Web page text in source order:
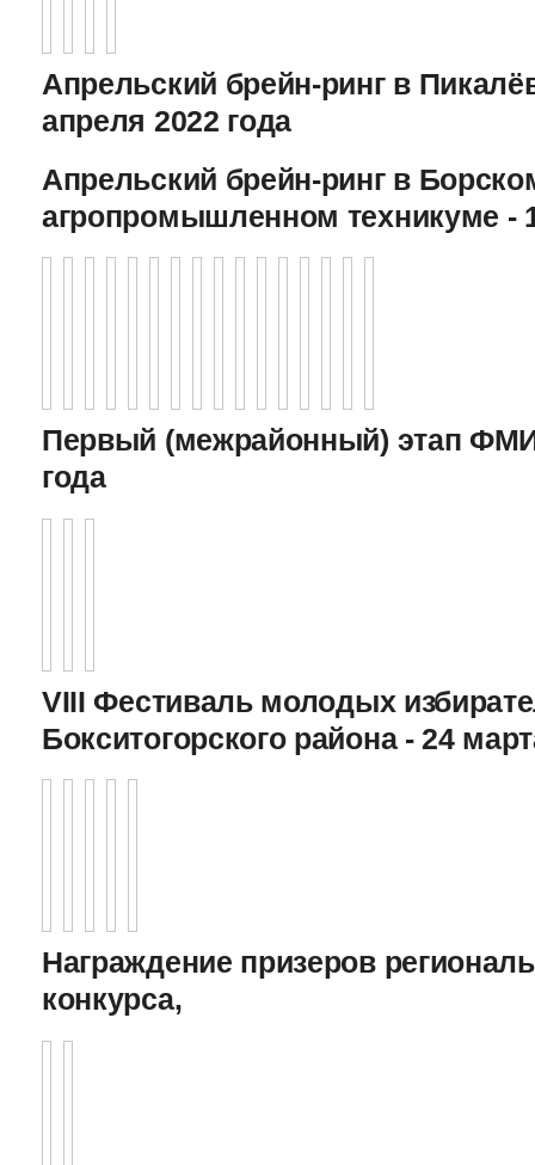
Апрельский брейн-ринг в
апреля 2022 года
Апрельский брейн-ринг в
агропромышленном техникуме -
Первый (межрайонный) этап
года
VIII Фестиваль молодых
Бокситогорского района - 24
Награждение призеров
конкурса,